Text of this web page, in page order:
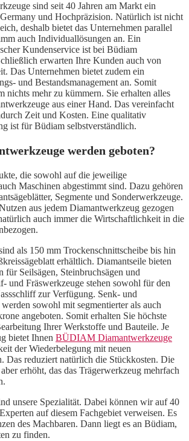
sind seit 40 Jahren am Markt ein
und Hochpräzision. Natürlich ist nicht
deshalb bietet das Unternehmen parallel
auch Individuallösungen an. Ein
Kundenservice ist bei Büdiam
erwarten Ihre Kunden auch von
Das Unternehmen bietet zudem ein
und Bestandsmanagement an. Somit
nichts mehr zu kümmern. Sie erhalten alles
aus einer Hand. Das vereinfacht
Zeit und Kosten. Eine qualitativ
ist für Büdiam selbstverständlich.
werden geboten?
die sowohl auf die jeweilige
Maschinen abgestimmt sind. Dazu gehören
Segmente und Sonderwerkzeuge.
aus jedem Diamantwerkzeug gezogen
auch immer die Wirtschaftlichkeit in die
als 150 mm Trockenschnittscheibe bis hin
erhältlich. Diamantseile bieten
für Seilsägen, Steinbruchsägen und
und Fräswerkzeuge stehen sowohl für den
zur Verfügung. Senk- und
sowohl mit segmentierter als auch
angeboten. Somit erhalten Sie höchste
Ihrer Werkstoffe und Bauteile. Je
bietet Ihnen BÜDIAM Diamantwerkzeuge
der Wiederbelegung mit neuen
Das reduziert natürlich die Stückkosten. Die
erhöht, das das Trägerwerkzeug mehrfach
unsere Spezialität. Dabei können wir auf 40
auf diesem Fachgebiet verweisen. Es
des Machbaren. Dann liegt es an Büdiam,
zu finden.